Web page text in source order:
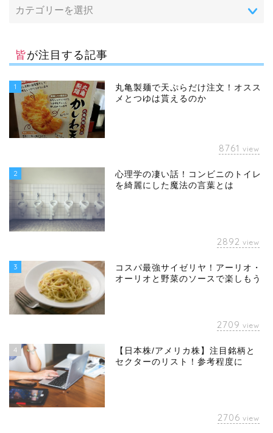
皆が注目する記事
1
丸亀製麺で天ぷらだけ注文！オスス
メとつゆは貰えるのか
8761 view
2
心理学の凄い話！コンビニのトイレ
を綺麗にした魔法の言葉とは
2892 view
3
コスパ最強サイゼリヤ！アーリオ・
オーリオと野菜のソースで楽しもう
2709 view
4
【日本株/アメリカ株】注目銘柄と
セクターのリスト！参考程度に
2706 view